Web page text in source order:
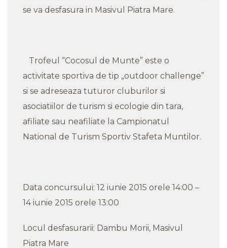
se va desfasura in Masivul Piatra Mare.
Trofeul “Cocosul de Munte” este o
activitate sportiva de tip „outdoor challenge”
si se adreseaza tuturor cluburilor si
asociatiilor de turism si ecologie din tara,
afiliate sau neafiliate la Campionatul
National de Turism Sportiv Stafeta Muntilor.
Data concursului: 12 iunie 2015 orele 14:00 –
14 iunie 2015 orele 13:00
Locul desfasurarii: Dambu Morii, Masivul
Piatra Mare